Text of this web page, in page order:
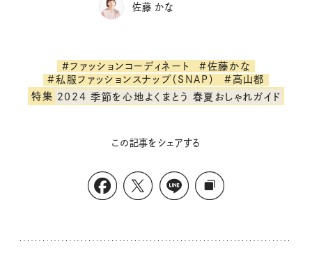
佐藤 かな
#ファッションコーディネート
#佐藤かな
#私服ファッションスナップ（SNAP）
#高山都
特集 2024 季節を心地よくまとう 春夏おしゃれガイド
この記事をシェアする